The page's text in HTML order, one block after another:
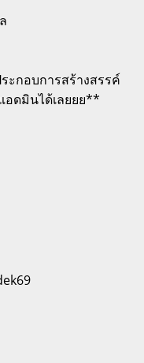
ะกอบการสร้างสรรค์
ดมินได้เลยยย**